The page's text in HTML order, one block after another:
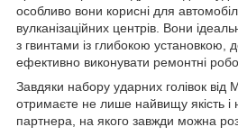
особливо вони корисні для
вулканізаційних центрів. Вони
з гвинтами із глибокою установкою,
ефективно виконувати ремонтні
Завдяки набору ударних голівок від
отримаєте не лише найвищу якість і
партнера, на якого завжди можна